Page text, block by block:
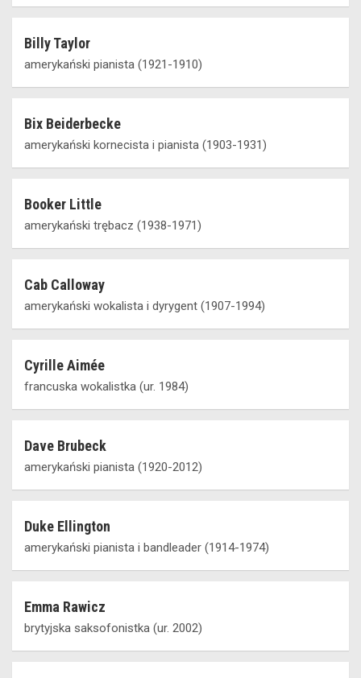
Billy Taylor
amerykański pianista (1921-1910)
Bix Beiderbecke
amerykański kornecista i pianista (1903-1931)
Booker Little
amerykański trębacz (1938-1971)
Cab Calloway
amerykański wokalista i dyrygent (1907-1994)
Cyrille Aimée
francuska wokalistka (ur. 1984)
Dave Brubeck
amerykański pianista (1920-2012)
Duke Ellington
amerykański pianista i bandleader (1914-1974)
Emma Rawicz
brytyjska saksofonistka (ur. 2002)